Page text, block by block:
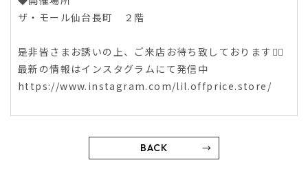
ザ・モール仙台長町 ２階
是非皆さまお誘いの上、ご来店お待ち致しております🙇‍♀️
最新の情報はインスタグラムにて発信中
https://www.instagram.com/lil.offprice.store/
BACK